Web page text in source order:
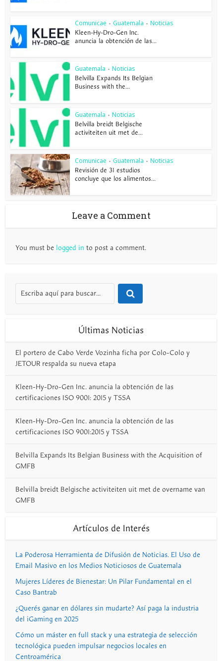
Comunicae • Guatemala • Noticias
Kleen-Hy-Dro-Gen Inc.
anuncia la obtención de las...
Guatemala • Noticias
Belvilla Expands Its Belgian
Business with the...
Guatemala • Noticias
Belvilla breidt Belgische
activiteiten uit met de...
Comunicae • Guatemala • Noticias
Revisión de 31 estudios
concluye que los alimentos...
Leave a Comment
You must be logged in to post a comment.
Últimas Noticias
El portero de Cabo Verde Vozinha ficha por Colo-Colo y
JETOUR respalda su nueva etapa
Kleen-Hy-Dro-Gen Inc. anuncia la obtención de las
certificaciones ISO 9001: 2015 y TSSA
Kleen-Hy-Dro-Gen Inc. anuncia la obtención de las
certificaciones ISO 9001:2015 y TSSA
Belvilla Expands Its Belgian Business with the Acquisition of
GMFB
Belvilla breidt Belgische activiteiten uit met de overname van
GMFB
Artículos de Interés
La Poderosa Herramienta de Difusión de Noticias. El Uso de
Email Masivo en los Medios Noticiosos de Guatemala
Mujeres Líderes de Bienestar: Un Pilar Fundamental en el
Caso Bantrab
¿Querés ganar en dólares sin mudarte? Así paga la industria
del iGaming en 2025
Cómo un máster en full stack y una estrategia de selección
tecnológica pueden impulsar negocios locales en
Centroamérica